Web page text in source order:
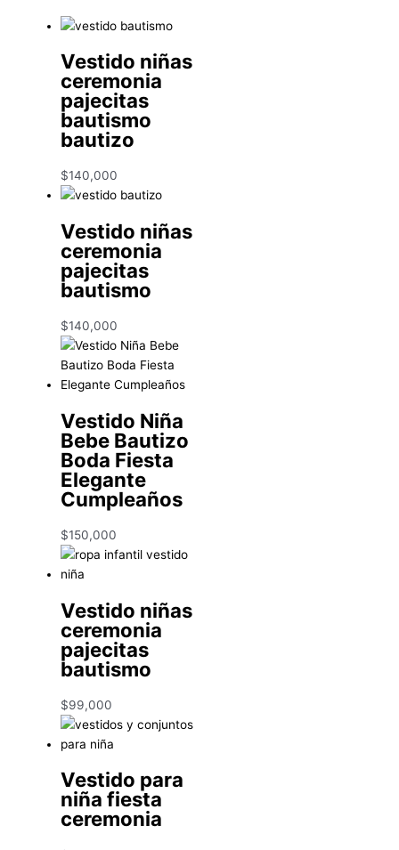
Vestido niñas
ceremonia
pajecitas
bautismo
bautizo
$140,000
Vestido niñas
ceremonia
pajecitas
bautismo
$140,000
Vestido Niña
Bebe Bautizo
Boda Fiesta
Elegante
Cumpleaños
$150,000
Vestido niñas
ceremonia
pajecitas
bautismo
$99,000
Vestido para
niña fiesta
ceremonia